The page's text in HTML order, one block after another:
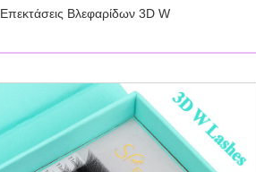
Επεκτάσεις Βλεφαρίδων 3D W